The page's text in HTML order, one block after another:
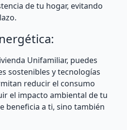
de tu hogar, evitando
Unifamiliar, puedes
sostenibles y tecnologías
reducir el consumo
el impacto ambiental de tu
beneficia a ti, sino también